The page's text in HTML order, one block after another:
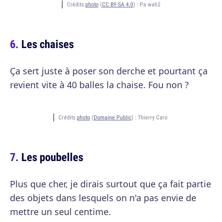
Crédits photo(CC BY-SA 4.0) : Pa wah2
Les chaises
Ça sert juste à poser son derche et pourtant ça
revient vite à 40 balles la chaise. Fou non ?
Crédits photo(Domaine Public) : Thierry Caro
Les poubelles
Plus que cher, je dirais surtout que ça fait partie
des objets dans lesquels on n'a pas envie de
mettre un seul centime.